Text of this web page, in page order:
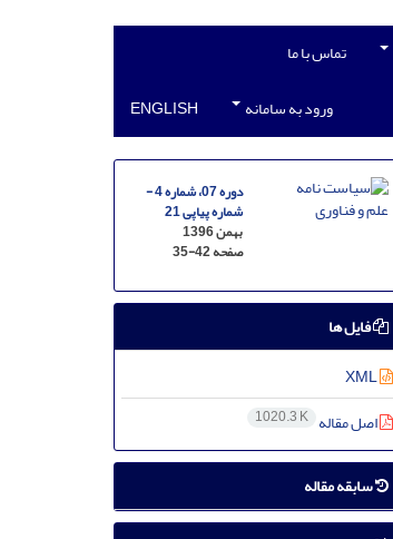
تماس با ما
ورود به سامانه
ENGLISH
دوره 07، شماره 4 -
شماره پیاپی 21
بهمن 1396
صفحه35-42
فایل ها
XML
اصل مقاله 1020.3 K
سابقه مقاله